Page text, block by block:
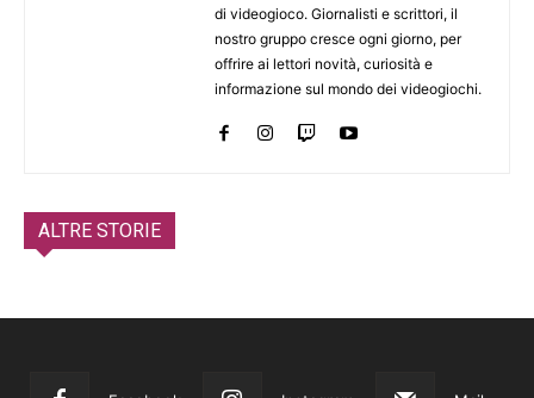
di videogioco. Giornalisti e scrittori, il
nostro gruppo cresce ogni giorno, per
offrire ai lettori novità, curiosità e
informazione sul mondo dei videogiochi.
ALTRE STORIE